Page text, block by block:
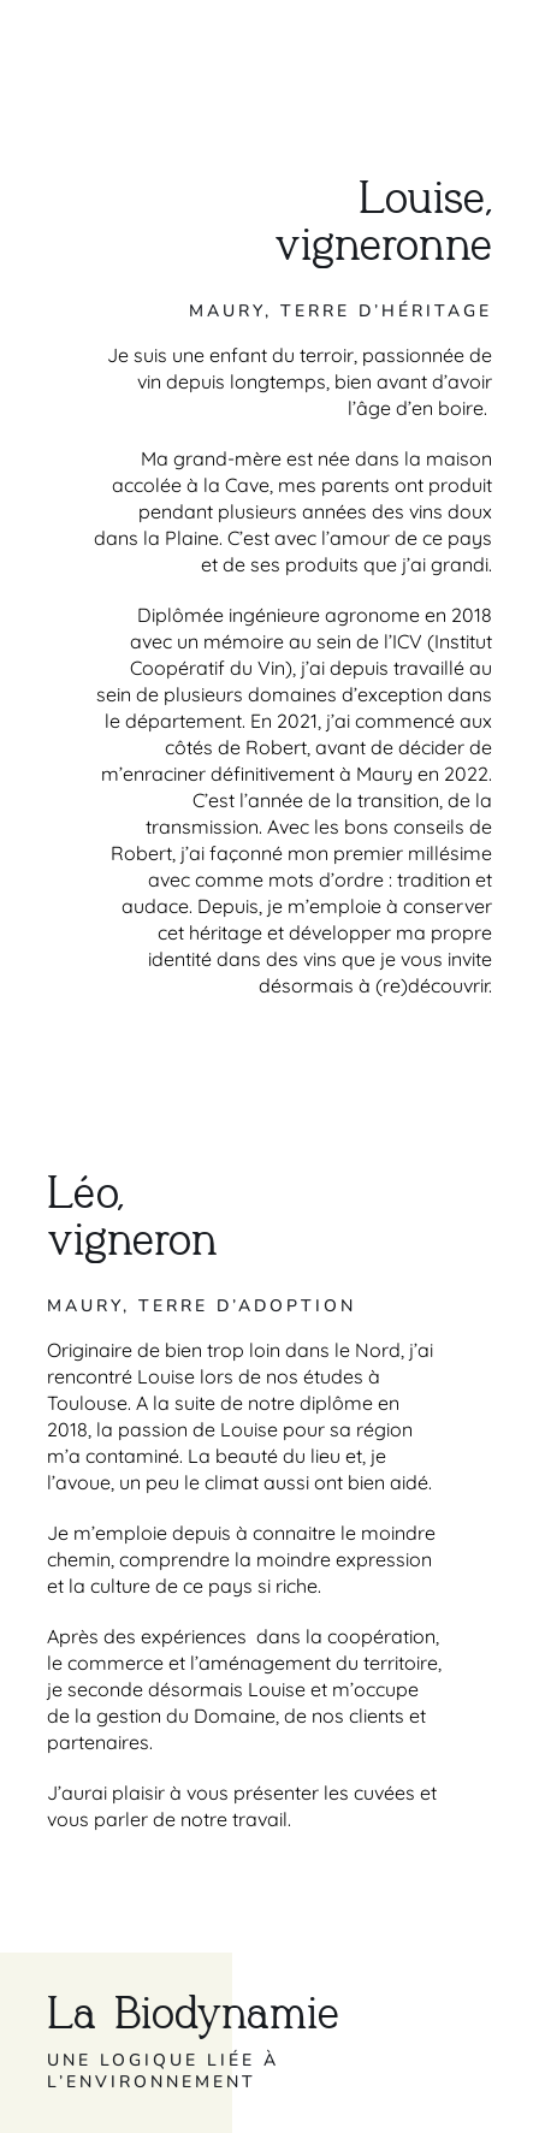
Louise,
vigneronne
MAURY, TERRE D’HÉRITAGE
Je suis une enfant du terroir, passionnée de
vin depuis longtemps, bien avant d’avoir
l’âge d’en boire.
Ma grand-mère est née dans la maison
accolée à la Cave, mes parents ont produit
pendant plusieurs années des vins doux
dans la Plaine. C’est avec l’amour de ce pays
et de ses produits que j’ai grandi.
Diplômée ingénieure agronome en 2018
avec un mémoire au sein de l’ICV (Institut
Coopératif du Vin), j’ai depuis travaillé au
sein de plusieurs domaines d’exception dans
le département. En 2021, j’ai commencé aux
côtés de Robert, avant de décider de
m’enraciner définitivement à Maury en 2022.
C’est l’année de la transition, de la
transmission. Avec les bons conseils de
Robert, j’ai façonné mon premier millésime
avec comme mots d’ordre : tradition et
audace. Depuis, je m’emploie à conserver
cet héritage et développer ma propre
identité dans des vins que je vous invite
désormais à (re)découvrir.
Léo,
vigneron
MAURY, TERRE D’ADOPTION
Originaire de bien trop loin dans le Nord, j’ai
rencontré Louise lors de nos études à
Toulouse. A la suite de notre diplôme en
2018, la passion de Louise pour sa région
m’a contaminé. La beauté du lieu et, je
l’avoue, un peu le climat aussi ont bien aidé.
Je m’emploie depuis à connaitre le moindre
chemin, comprendre la moindre expression
et la culture de ce pays si riche.
Après des expériences dans la coopération,
le commerce et l’aménagement du territoire,
je seconde désormais Louise et m’occupe
de la gestion du Domaine, de nos clients et
partenaires.
J’aurai plaisir à vous présenter les cuvées et
vous parler de notre travail.
La Biodynamie
UNE LOGIQUE LIÉE À
L’ENVIRONNEMENT